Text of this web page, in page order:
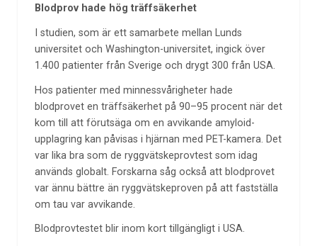
Blodprov hade hög träffsäkerhet
I studien, som är ett samarbete mellan Lunds
universitet och Washington-universitet, ingick över
1.400 patienter från Sverige och drygt 300 från USA.
Hos patienter med minnessvårigheter hade
blodprovet en träffsäkerhet på 90–95 procent när det
kom till att förutsäga om en avvikande amyloid-
upplagring kan påvisas i hjärnan med PET-kamera. Det
var lika bra som de ryggvätskeprovtest som idag
används globalt. Forskarna såg också att blodprovet
var ännu bättre än ryggvätskeproven på att fastställa
om tau var avvikande.
Blodprovtestet blir inom kort tillgängligt i USA.